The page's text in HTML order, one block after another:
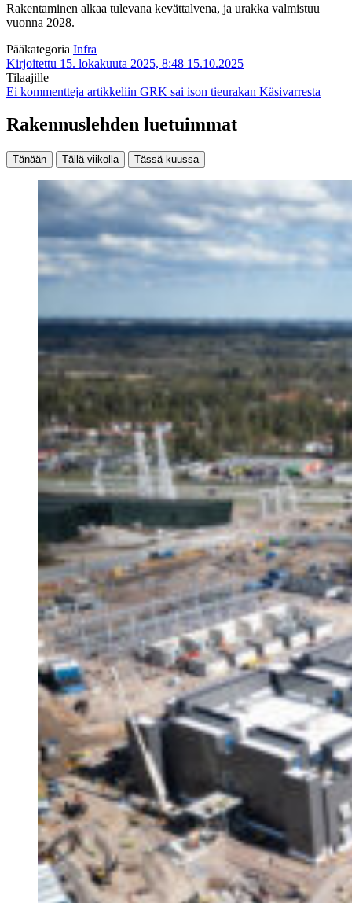
Rakentaminen alkaa tulevana kevättalvena, ja urakka valmistuu
vuonna 2028.
Pääkategoria Infra
Kirjoitettu 15. lokakuuta 2025, 8:48 15.10.2025
Tilaajille
Ei kommentteja artikkeliin GRK sai ison tieurakan Käsivarresta
Rakennuslehden luetuimmat
Tänään Tällä viikolla Tässä kuussa